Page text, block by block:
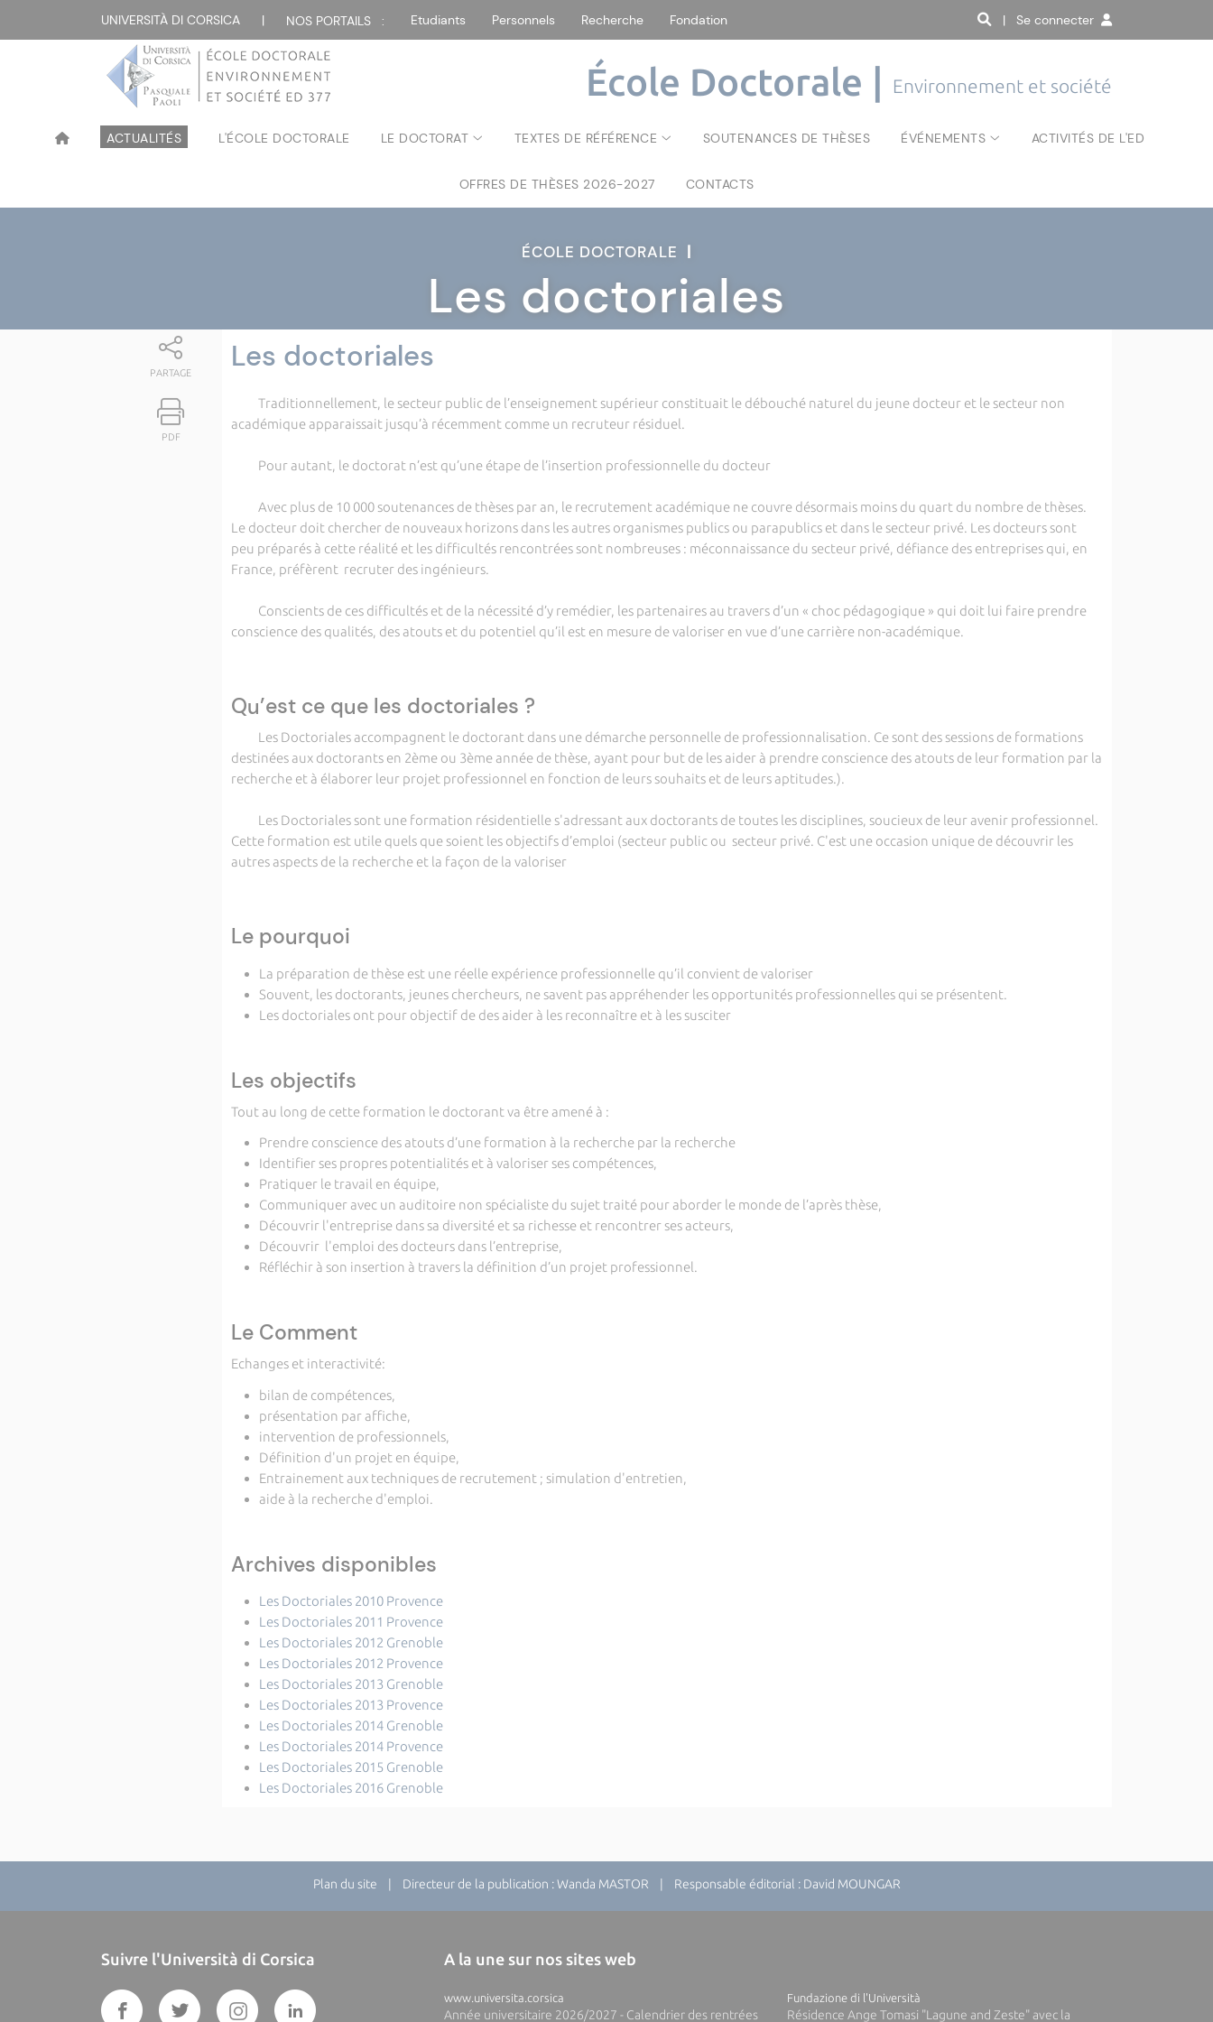
UNIVERSITÀ DI CORSICA | NOS PORTAILS : Etudiants Personnels Recherche Fondation | Se connecter
École Doctorale | Environnement et société
ACTUALITÉS L'ÉCOLE DOCTORALE LE DOCTORAT TEXTES DE RÉFÉRENCE SOUTENANCES DE THÈSES ÉVÉNEMENTS ACTIVITÉS DE L'ED
OFFRES DE THÈSES 2026-2027 CONTACTS
ÉCOLE DOCTORALE |
Les doctoriales
PARTAGE
PDF
Les doctoriales
Traditionnellement, le secteur public de l’enseignement supérieur constituait le débouché naturel du jeune docteur et le secteur non
académique apparaissait jusqu’à récemment comme un recruteur résiduel.
Pour autant, le doctorat n’est qu’une étape de l’insertion professionnelle du docteur
Avec plus de 10 000 soutenances de thèses par an, le recrutement académique ne couvre désormais moins du quart du nombre de thèses.
Le docteur doit chercher de nouveaux horizons dans les autres organismes publics ou parapublics et dans le secteur privé. Les docteurs sont
peu préparés à cette réalité et les difficultés rencontrées sont nombreuses : méconnaissance du secteur privé, défiance des entreprises qui, en
France, préfèrent recruter des ingénieurs.
Conscients de ces difficultés et de la nécessité d’y remédier, les partenaires au travers d’un « choc pédagogique » qui doit lui faire prendre
conscience des qualités, des atouts et du potentiel qu’il est en mesure de valoriser en vue d’une carrière non-académique.
Qu’est ce que les doctoriales ?
Les Doctoriales accompagnent le doctorant dans une démarche personnelle de professionnalisation. Ce sont des sessions de formations
destinées aux doctorants en 2ème ou 3ème année de thèse, ayant pour but de les aider à prendre conscience des atouts de leur formation par la
recherche et à élaborer leur projet professionnel en fonction de leurs souhaits et de leurs aptitudes.).
Les Doctoriales sont une formation résidentielle s'adressant aux doctorants de toutes les disciplines, soucieux de leur avenir professionnel.
Cette formation est utile quels que soient les objectifs d’emploi (secteur public ou secteur privé. C'est une occasion unique de découvrir les
autres aspects de la recherche et la façon de la valoriser
Le pourquoi
La préparation de thèse est une réelle expérience professionnelle qu’il convient de valoriser
Souvent, les doctorants, jeunes chercheurs, ne savent pas appréhender les opportunités professionnelles qui se présentent.
Les doctoriales ont pour objectif de des aider à les reconnaître et à les susciter
Les objectifs
Tout au long de cette formation le doctorant va être amené à :
Prendre conscience des atouts d’une formation à la recherche par la recherche
Identifier ses propres potentialités et à valoriser ses compétences,
Pratiquer le travail en équipe,
Communiquer avec un auditoire non spécialiste du sujet traité pour aborder le monde de l’après thèse,
Découvrir l'entreprise dans sa diversité et sa richesse et rencontrer ses acteurs,
Découvrir l'emploi des docteurs dans l’entreprise,
Réfléchir à son insertion à travers la définition d’un projet professionnel.
Le Comment
Echanges et interactivité:
bilan de compétences,
présentation par affiche,
intervention de professionnels,
Définition d'un projet en équipe,
Entrainement aux techniques de recrutement ; simulation d'entretien,
aide à la recherche d'emploi.
Archives disponibles
Les Doctoriales 2010 Provence
Les Doctoriales 2011 Provence
Les Doctoriales 2012 Grenoble
Les Doctoriales 2012 Provence
Les Doctoriales 2013 Grenoble
Les Doctoriales 2013 Provence
Les Doctoriales 2014 Grenoble
Les Doctoriales 2014 Provence
Les Doctoriales 2015 Grenoble
Les Doctoriales 2016 Grenoble
Plan du site | Directeur de la publication : Wanda MASTOR | Responsable éditorial : David MOUNGAR
Suivre l'Università di Corsica A la une sur nos sites web
www.universita.corsica
Année universitaire 2026/2027 - Calendrier des rentrées
Fundazione di l'Università
Résidence Ange Tomasi "Lagune and Zeste" avec la